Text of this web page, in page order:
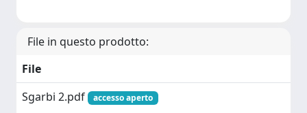
File in questo prodotto:
File
Sgarbi 2.pdf
accesso aperto